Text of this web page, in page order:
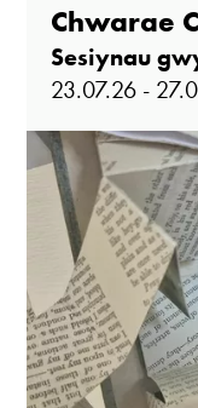
Chwarae
Sesiynau
23.07.26 -